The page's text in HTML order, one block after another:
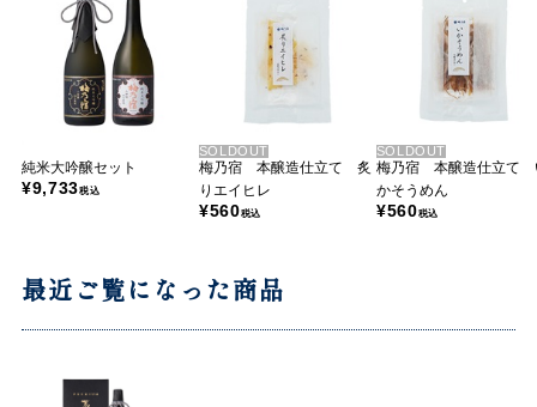
純米大吟醸セット
¥9,733税込
SOLDOUT
梅乃宿 本醸造仕立て 炙
りエイヒレ
¥560税込
SOLDOUT
梅乃宿 本醸造仕立て
かそうめん
¥560税込
最近ご覧になった商品